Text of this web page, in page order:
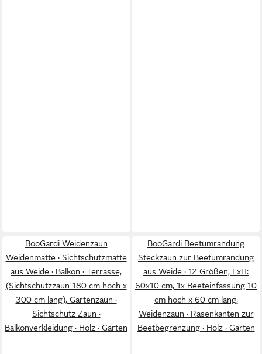
BooGardi Weidenzaun
Weidenmatte · Sichtschutzmatte
aus Weide · Balkon · Terrasse,
(Sichtschutzzaun 180 cm hoch x
300 cm lang), Gartenzaun ·
Sichtschutz Zaun ·
Balkonverkleidung · Holz · Garten
BooGardi Beetumrandung
Steckzaun zur Beetumrandung
aus Weide · 12 Größen, LxH:
60x10 cm, 1x Beeteinfassung 10
cm hoch x 60 cm lang,
Weidenzaun · Rasenkanten zur
Beetbegrenzung · Holz · Garten